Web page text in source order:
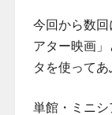
今回から数
アター映画
タを使ってあ
単館・ミニ